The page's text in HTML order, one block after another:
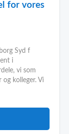
for vores
Syd f
i
vi som
og kolleger. Vi